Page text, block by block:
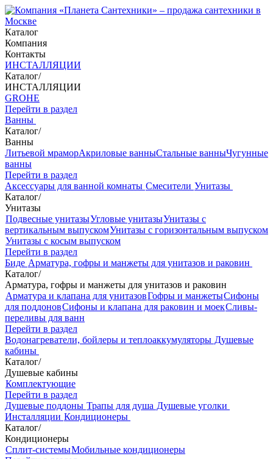
Каталог
Компания
Контакты
ИНСТАЛЛЯЦИИ
Каталог/
ИНСТАЛЛЯЦИИ
GROHE
Перейти в раздел
Ванны
Каталог/
Ванны
Литьевой мраморАкриловые ванныСтальные ванныЧугунные
ванны
Перейти в раздел
Аксессуары для ванной комнаты Смесители Унитазы
Каталог/
Унитазы
Подвесные унитазыУгловые унитазыУнитазы с
вертикальным выпускомУнитазы с горизонтальным выпуском
Унитазы с косым выпуском
Перейти в раздел
Биде Арматура, гофры и манжеты для унитазов и раковин
Каталог/
Арматура, гофры и манжеты для унитазов и раковин
Арматура и клапана для унитазовГофры и манжетыСифоны
для поддоновСифоны и клапана для раковин и моекСливы-
переливы для ванн
Перейти в раздел
Водонагреватели, бойлеры и теплоаккумуляторы Душевые
кабины
Каталог/
Душевые кабины
Комплектующие
Перейти в раздел
Душевые поддоны Трапы для душа Душевые уголки
Инсталляции Кондиционеры
Каталог/
Кондиционеры
Сплит-системыМобильные кондиционеры